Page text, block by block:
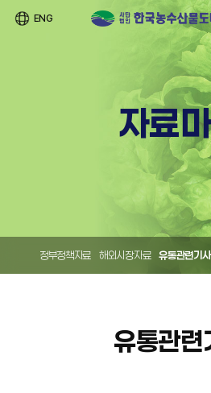
ENG
자료
정부정책자료 해외시장자료 유통관련기사
유통관련